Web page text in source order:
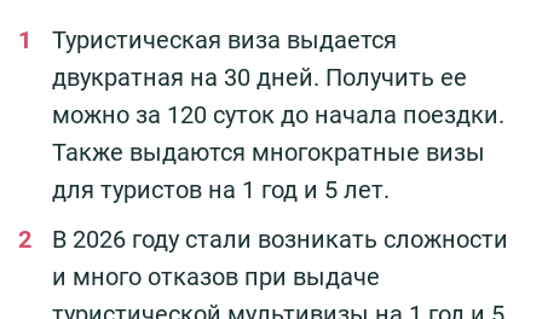
Туристическая виза выдается
двукратная на 30 дней. Получить ее
можно за 120 суток до начала поездки.
Также выдаются многократные визы
для туристов на 1 год и 5 лет.
В 2026 году стали возникать сложности
и много отказов при выдаче